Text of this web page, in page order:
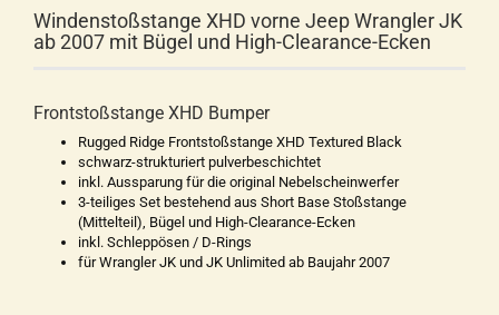
Windenstoßstange XHD vorne Jeep Wrangler JK
ab 2007 mit Bügel und High-Clearance-Ecken
Frontstoßstange XHD Bumper
Rugged Ridge Frontstoßstange XHD Textured Black
schwarz-strukturiert pulverbeschichtet
inkl. Aussparung für die original Nebelscheinwerfer
3-teiliges Set bestehend aus Short Base Stoßstange
(Mittelteil), Bügel und High-Clearance-Ecken
inkl. Schleppösen / D-Rings
für Wrangler JK und JK Unlimited ab Baujahr 2007